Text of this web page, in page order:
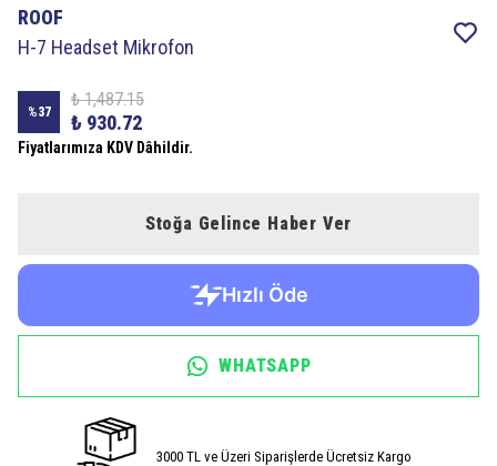
ROOF
H-7 Headset Mikrofon
%37
₺ 1,487.15
₺ 930.72
Fiyatlarımıza KDV Dâhildir.
Stoğa Gelince Haber Ver
WHATSAPP
3000 TL ve Üzeri Siparişlerde Ücretsiz Kargo